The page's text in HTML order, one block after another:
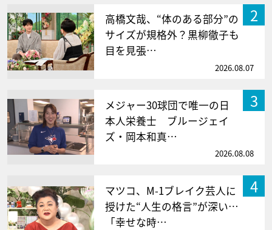
2
高橋文哉、“体のある部分”の
サイズが規格外？黒柳徹子も
目を見張…
2026.08.07
3
メジャー30球団で唯一の日
本人栄養士 ブルージェイ
ズ・岡本和真…
2026.08.08
4
マツコ、M-1ブレイク芸人に
授けた“人生の格言”が深い…
「幸せな時…